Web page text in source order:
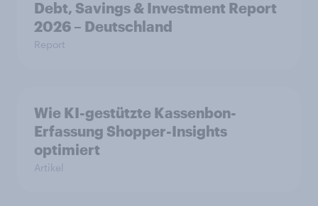
Debt, Savings & Investment Report
2026 – Deutschland
Report
Wie KI-gestützte Kassenbon-
Erfassung Shopper-Insights
optimiert
Artikel